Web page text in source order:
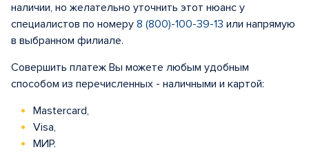
наличии, но желательно уточнить этот нюанс у
специалистов по номеру 8 (800)-100-39-13 или напрямую
в выбранном филиале.
Совершить платеж Вы можете любым удобным
способом из перечисленных - наличными и картой:
Mastercard,
Visa,
МИР.